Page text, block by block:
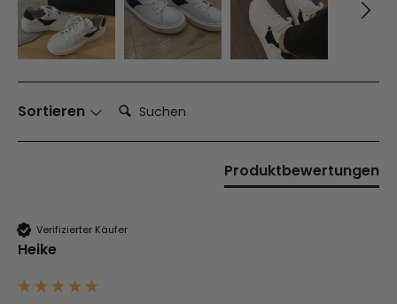
Sortieren Suchen:
Produktbewertungen
Verifizierter Käufer
Heike